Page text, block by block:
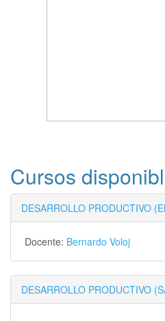
cursos
disponibles
Cursos
DESARROLLO PRODUCTIVO
Docente: Bernardo Voloj
DESARROLLO PRODUCTIVO